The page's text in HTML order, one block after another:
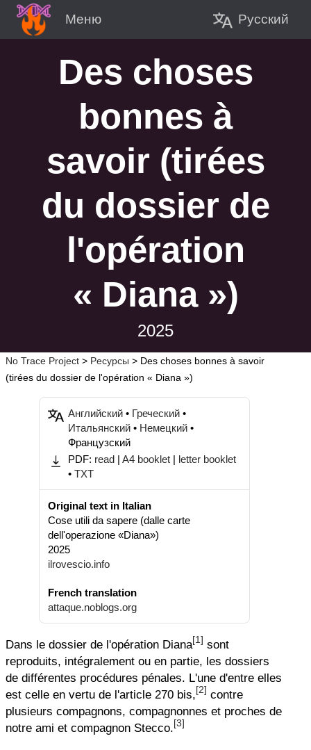
Меню Pусский
Des choses
bonnes à
savoir (tirées
du dossier de
l'opération
« Diana »)
2025
No Trace Project > Pесурсы > Des choses bonnes à savoir
(tirées du dossier de l'opération « Diana »)
Английский• Греческий•
Итальянский• Немецкий•
Французский
PDF: read| A4 booklet| letter booklet
• TXT
Original text in Italian
Cose utili da sapere (dalle carte
dell'operazione «Diana»)
2025
ilrovescio.info
French translation
attaque.noblogs.org
Dans le dossier de l'opération Diana[1] sont
reproduits, intégralement ou en partie, les dossiers
de différentes procédures pénales. L'une d'entre elles
est celle en vertu de l'article 270 bis,[2] contre
plusieurs compagnons, compagnonnes et proches de
notre ami et compagnon Stecco.[3]